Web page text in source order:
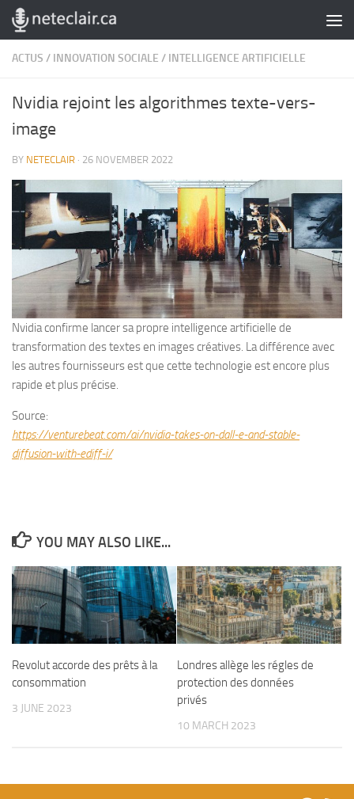
Skip to content
ACTUS / INNOVATION SOCIALE / INTELLIGENCE ARTIFICIELLE
Nvidia rejoint les algorithmes texte-vers-
image
BY NETECLAIR · 26 NOVEMBER 2022
Nvidia confirme lancer sa propre intelligence artificielle de
transformation des textes en images créatives. La différence avec
les autres fournisseurs est que cette technologie est encore plus
rapide et plus précise.
Source:
https://venturebeat.com/ai/nvidia-takes-on-dall-e-and-stable-
diffusion-with-ediff-i/
YOU MAY ALSO LIKE...
Revolut accorde des prêts à la
consommation
3 JUNE 2023
Londres allège les régles de
protection des données
privés
10 MARCH 2023